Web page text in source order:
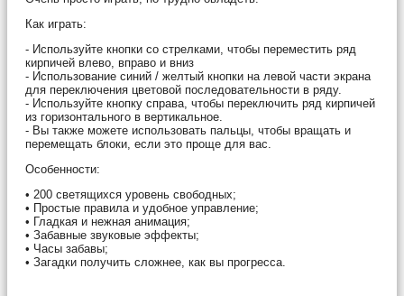
Как играть:
- Используйте кнопки со стрелками, чтобы переместить ряд
кирпичей влево, вправо и вниз
- Использование синий / желтый кнопки на левой части экрана
для переключения цветовой последовательности в ряду.
- Используйте кнопку справа, чтобы переключить ряд кирпичей
из горизонтального в вертикальное.
- Вы также можете использовать пальцы, чтобы вращать и
перемещать блоки, если это проще для вас.
Особенности:
• 200 светящихся уровень свободных;
• Простые правила и удобное управление;
• Гладкая и нежная анимация;
• Забавные звуковые эффекты;
• Часы забавы;
• Загадки получить сложнее, как вы прогресса.